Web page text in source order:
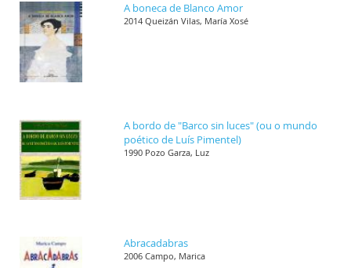
A boneca de Blanco Amor
2014 Queizán Vilas, María Xosé
A bordo de "Barco sin luces" (ou o mundo
poético de Luís Pimentel)
1990 Pozo Garza, Luz
Abracadabras
2006 Campo, Marica